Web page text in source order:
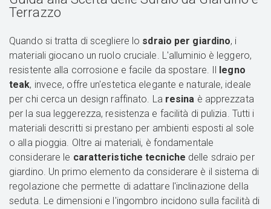
Terrazzo
Quando si tratta di scegliere lo sdraio per giardino, i
materiali giocano un ruolo cruciale. L'alluminio è leggero,
resistente alla corrosione e facile da spostare. Il
legno
teak, invece, offre un'estetica elegante e naturale, ideale
per chi cerca un design raffinato. La resina è apprezzata
per la sua leggerezza, resistenza e facilità di pulizia. Tutti i
materiali descritti si prestano per ambienti esposti al sole
o alla pioggia. Oltre ai materiali, è fondamentale
considerare le caratteristiche tecniche delle sdraio per
giardino. Un primo elemento da considerare è il sistema di
regolazione che permette di adattare l'inclinazione della
seduta. Le dimensioni e l'ingombro incidono sulla facilità di